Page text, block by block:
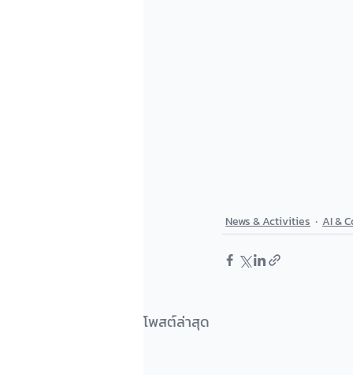
News & Activities AI &
โพสต์ล่าสุด